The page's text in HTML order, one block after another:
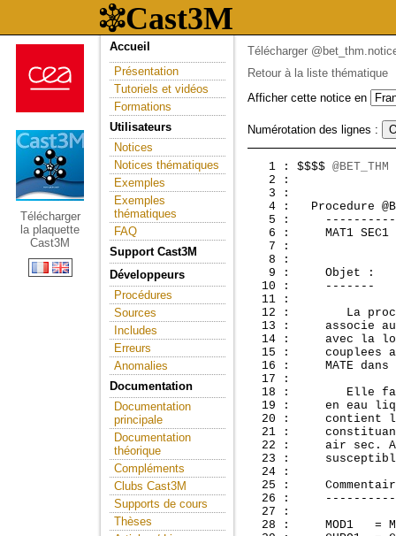
Télécharger
la plaquette
Cast3M
Accueil
Présentation
Tutoriels et vidéos
Formations
Utilisateurs
Notices
Notices thématiques
Exemples
Exemples
thématiques
FAQ
Support Cast3M
Développeurs
Procédures
Sources
Includes
Erreurs
Anomalies
Documentation
Documentation
principale
Documentation
théorique
Compléments
Clubs Cast3M
Supports de cours
Thèses
Télécharger
Retour à la liste thématique
Afficher cette notice en
Numérotation des lignes :
   1 : $$$$
@BET_THM
2 :
   3 :
   4 :
Procedure
5 :
6 :     MAT1 SEC1
   7 :
   8 :
   9 :     Objet :
  10 :     -------
  11 :
12 :        La
13 :     associe
14 :     avec la
15 :     couplees
16 :     MATE dans
  17 :
18 :        Elle
19 :     en eau
20 :     contient
21 :
22 :     air sec.
23 :
  24 :
25 :
26 :
  27 :
28 :     MOD1   =